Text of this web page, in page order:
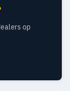
op